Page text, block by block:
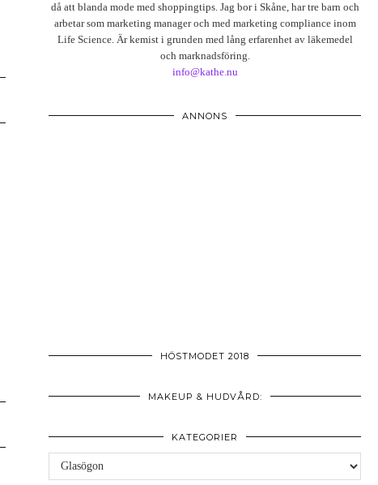
då att blanda mode med shoppingtips. Jag bor i Skåne, har tre barn och
arbetar som marketing manager och med marketing compliance inom
Life Science. Är kemist i grunden med lång erfarenhet av läkemedel
och marknadsföring.
info@kathe.nu
ANNONS
HÖSTMODET 2018
MAKEUP & HUDVÅRD:
KATEGORIER
Kategorier